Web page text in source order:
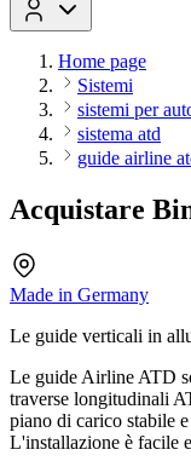
Home page
Sistemi
sistemi per
sistema atd
guide airline
Acquistare
Made in Germany
Le guide verticali in
Le guide Airline ATD
traverse longitudinali
piano di carico stabile
L'installazione è facile